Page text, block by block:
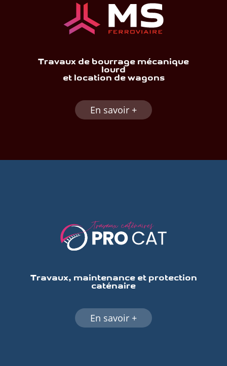
Travaux de bourrage mécanique
lourd
et location de wagons
En savoir +
Travaux, maintenance et protection
caténaire
En savoir +